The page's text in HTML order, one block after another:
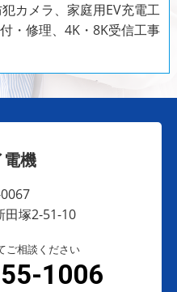
カメラ、家庭用EV充電工
・修理、4K・8K受信工事
電機
田塚2-51-10
ご相談ください
1006